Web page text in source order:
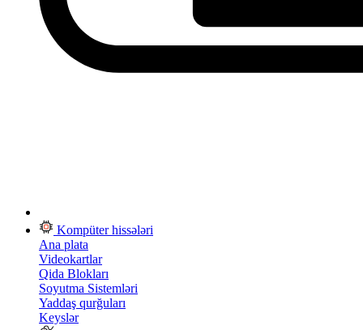
Kompüter hissələri
Ana plata
Videokartlar
Qida Blokları
Soyutma Sistemləri
Yaddaş qurğuları
Keyslər